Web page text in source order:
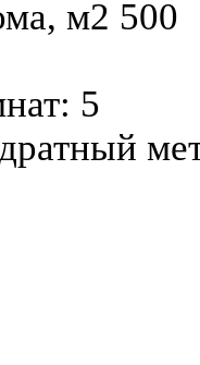
м2 500
5